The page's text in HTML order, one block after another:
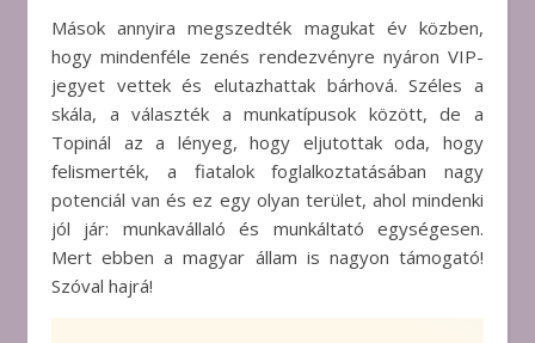
Mások annyira megszedték magukat év közben,
hogy mindenféle zenés rendezvényre nyáron VIP-
jegyet vettek és elutazhattak bárhová. Széles a
skála, a választék a munkatípusok között, de a
Topinál az a lényeg, hogy eljutottak oda, hogy
felismerték, a fiatalok foglalkoztatásában nagy
potenciál van és ez egy olyan terület, ahol mindenki
jól jár: munkavállaló és munkáltató egységesen.
Mert ebben a magyar állam is nagyon támogató!
Szóval hajrá!